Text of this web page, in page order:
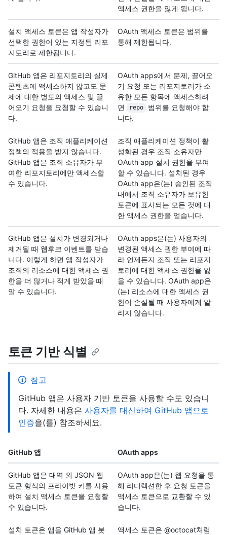
액세스 권한을 잃게 됩니다.
설치 액세스 토큰은 앱 작성자가
선택한 권한이 있는 지정된 리포
지토리로 제한됩니다.
OAuth 액세스 토큰은 범위를
통해 제한됩니다.
GitHub 앱은 리포지토리의 실제
콘텐츠에 액세스하지 않고도 문
제에 대한 별도의 액세스 및 끌
어오기 요청을 요청할 수 있습니
다.
OAuth apps에서 문제, 끌어오
기 요청 또는 리포지토리가 소
유한 모든 항목에 액세스하려
면
repo
범위를 요청해야 합
니다.
GitHub 앱은 조직 애플리케이션
정책의 적용을 받지 않습니다.
GitHub 앱은 조직 소유자가 부
여한 리포지토리에만 액세스할
수 있습니다.
조직 애플리케이션 정책이 활
성화된 경우 조직 소유자만
OAuth app 설치 권한을 부여
할 수 있습니다. 설치된 경우
OAuth app은(는) 승인된 조직
내에서 조직 소유자가 보유한
토큰에 표시되는 모든 것에 대
한 액세스 권한을 얻습니다.
GitHub 앱은 설치가 변경되거나
제거될 때 웹후크 이벤트를 받습
니다. 이렇게 하면 앱 작성자가
조직의 리소스에 대한 액세스 권
한을 더 많거나 적게 받았을 때
알 수 있습니다.
OAuth apps은(는) 사용자의
변경된 액세스 권한 부여에 따
라 언제든지 조직 또는 리포지
토리에 대한 액세스 권한을 잃
을 수 있습니다. OAuth app은
(는) 리소스에 대한 액세스 권
한이 손실될 때 사용자에게 알
리지 않습니다.
토큰 기반 식별
참고
GitHub 앱은 사용자 기반 토큰을 사용할 수도 있습니
다. 자세한 내용은 사용자를 대신하여 GitHub 앱으로
인증을(를) 참조하세요.
GitHub 앱 OAuth apps
GitHub 앱은 대역 외 JSON 웹
토큰 형식의 프라이빗 키를 사용
하여 설치 액세스 토큰을 요청할
수 있습니다.
OAuth app은(는) 웹 요청을 통
해 리디렉션한 후 요청 토큰을
액세스 토큰으로 교환할 수 있
습니다.
설치 토큰은 앱을 GitHub 앱 봇
액세스 토큰은 @octocat처럼